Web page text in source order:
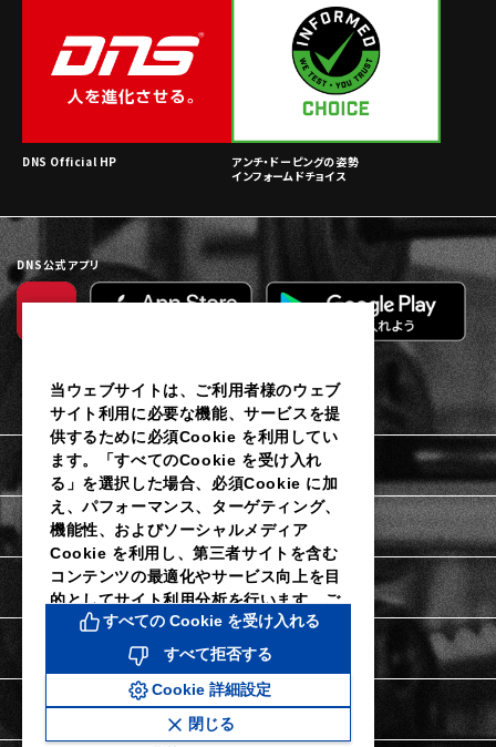
DNS Official HP
アンチ・ドーピングの姿勢
インフォームドチョイス
DNS公式アプリ
利用規約
個人情報保護に関するご通知
Cookieポリシー
Cookie詳細設定
特定商取引法に関する表示
当ウェブサイトは、ご利用者様のウェブ
サイト利用に必要な機能、サービスを提
供するために必須Cookie を利用してい
ます。「すべてのCookie を受け入れ
る」を選択した場合、必須Cookie に加
え、パフォーマンス、ターゲティング、
機能性、およびソーシャルメディア
Cookie を利用し、第三者サイトを含む
コンテンツの最適化やサービス向上を目
的としてサイト利用分析を行います。ご
利用者様は当社のCookie 設定ツールに
よりいつでも同意を撤回し、Cookie 設
定を変更することができます。同意を拒
否し、パフォーマンス、ターゲティン
グ、機能性およびソーシャルメディア
Cookie なしで続行するには、「すべて
すべての Cookie を受け入れる
すべて拒否する
Cookie 詳細設定
閉じる